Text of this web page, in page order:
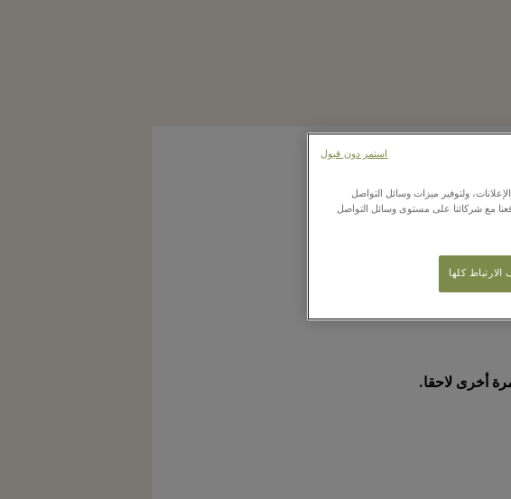
ولتوفير ميزات وسائل التواصل
مع شركائنا على مستوى وسائل التواصل
كلها
استمر دون قبول